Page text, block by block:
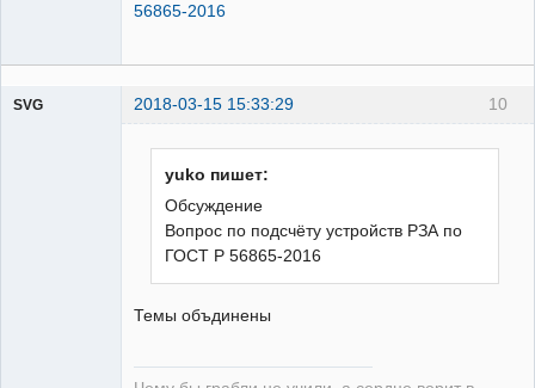
56865-2016
10
SVG 2018-03-15 15:33:29
yuko пишет:
Обсуждение
Вопрос по подсчёту устройств РЗА по
ГОСТ Р 56865-2016
Темы объдинены